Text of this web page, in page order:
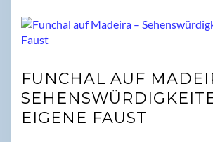
FUNCHAL AUF
EIGENE FAUST